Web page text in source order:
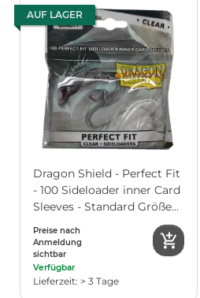
Dragon Shield - Perfect Fit
- 100 Sideloader inner Card
Sleeves - Standard Größe
(für Pokemon, Magic etc.)
AUF LAGER
Preise nach
Anmeldung
sichtbar
Verfügbar
Lieferzeit: > 3 Tage